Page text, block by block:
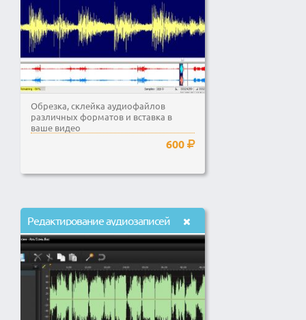
Обрезка, склейка аудиофайлов
различных форматов и вставка в
ваше видео
600
Редактирование аудиозаписей